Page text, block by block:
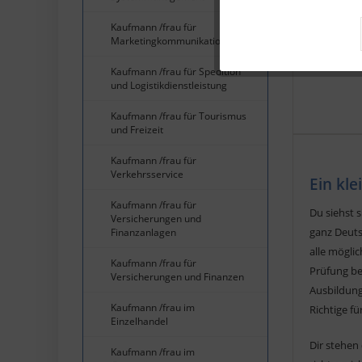
Kaufmann /frau für
Marketingkommunikation
Kaufmann /frau für Spedition
und Logistikdienstleistung
Kaufmann /frau für Tourismus
und Freizeit
Kaufmann /frau für
Verkehrsservice
Kaufmann /frau für
Versicherungen und
Finanzanlagen
Kaufmann /frau für
Versicherungen und Finanzen
Kaufmann /frau im
Einzelhandel
Kaufmann /frau im
Ein
Du siehst
ganz
alle
Prüfung
Richtige
Dir